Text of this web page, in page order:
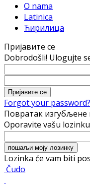
O nama
Latinica
Ћирилица
Пријавите се
Dobrodošli! Ulogujte
Forgot your
Повратак
Oporavite vašu lozinku
Lozinka će vam biti
Čudo